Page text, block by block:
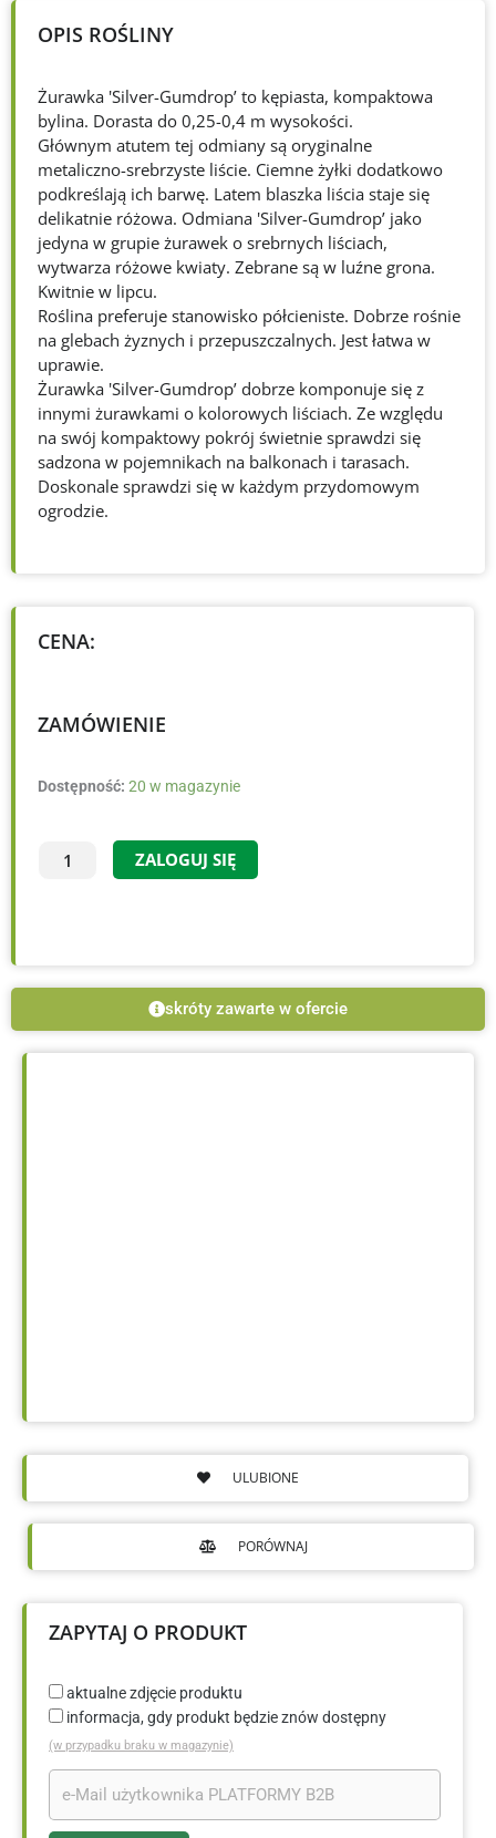
ULUBIONE
PORÓWNAJ
ZAPYTAJ O PRODUKT
aktualne zdjęcie produktu
informacja, gdy produkt będzie znów dostępny
(w przypadku braku w magazynie)
OPIS ROŚLINY
Żurawka 'Silver-Gumdrop’ to kępiasta, kompaktowa
bylina. Dorasta do 0,25-0,4 m wysokości.
Głównym atutem tej odmiany są oryginalne
metaliczno-srebrzyste liście. Ciemne żyłki dodatkowo
podkreślają ich barwę. Latem blaszka liścia staje się
delikatnie różowa. Odmiana 'Silver-Gumdrop’ jako
jedyna w grupie żurawek o srebrnych liściach,
wytwarza różowe kwiaty. Zebrane są w luźne grona.
Kwitnie w lipcu.
Roślina preferuje stanowisko półcieniste. Dobrze rośnie
na glebach żyznych i przepuszczalnych. Jest łatwa w
uprawie.
Żurawka 'Silver-Gumdrop’ dobrze komponuje się z
innymi żurawkami o kolorowych liściach. Ze względu
na swój kompaktowy pokrój świetnie sprawdzi się
sadzona w pojemnikach na balkonach i tarasach.
Doskonale sprawdzi się w każdym przydomowym
ogrodzie.
CENA:
ZAMÓWIENIE
Dostępność: 20 w magazynie
ilość
Gumdrop'
ZALOGUJ SIĘ
skróty zawarte w ofercie